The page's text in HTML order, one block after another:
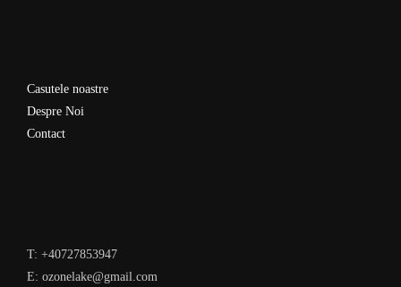
Casutele noastre
Despre Noi
Contact
T: +40727853947
E: ozonelake@gmail.com